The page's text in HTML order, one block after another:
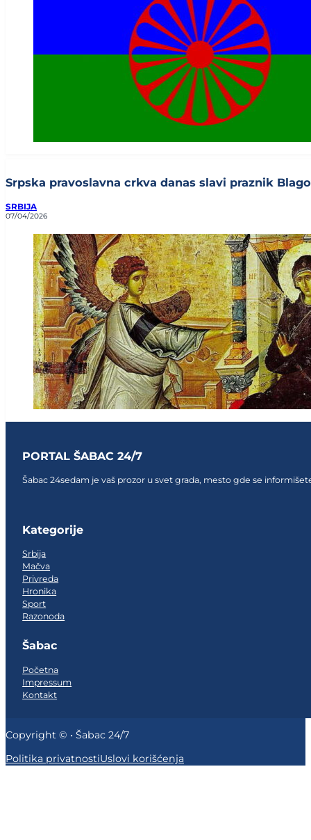
Srpska pravoslavna crkva danas slavi praznik
SRBIJA
07/04/2026
PORTAL ŠABAC 24/7
Šabac 24sedam je vaš prozor u svet grada, mesto gde se
Kategorije
Srbija
Mačva
Privreda
Hronika
Sport
Razonoda
Šabac
Početna
Impressum
Kontakt
Copyright © • Šabac 24/7
Politika privatnostiUslovi korišćenja